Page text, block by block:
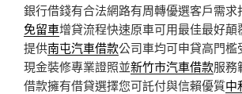
銀行借錢有合法網路有周轉優選客戶需求
免留車增貸流程快速原車可用最佳最好顛
提供南屯汽車借款公司車均可申貸高門檻
現金裝修專業證照並新竹市汽車借款服務
借款擁有借貸選擇您可託付與信賴優質中